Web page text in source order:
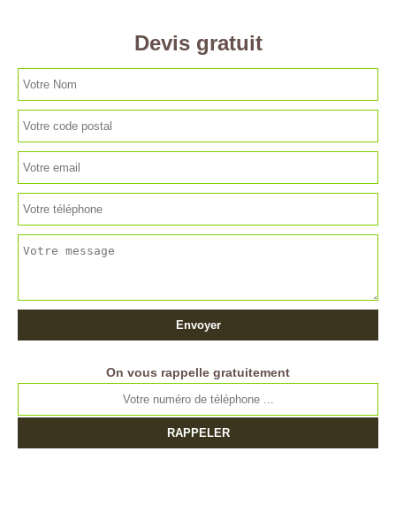
Devis gratuit
On vous rappelle gratuitement